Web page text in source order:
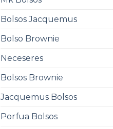
Bolsos Jacquemus
Bolso Brownie
Neceseres
Bolsos Brownie
Jacquemus Bolsos
Porfua Bolsos